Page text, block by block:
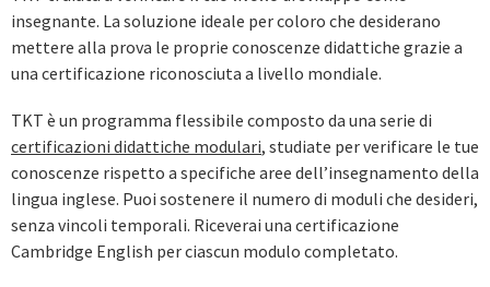
insegnante. La soluzione ideale per coloro che desiderano
mettere alla prova le proprie conoscenze didattiche grazie a
una certificazione riconosciuta a livello mondiale.
TKT è un programma flessibile composto da una serie di
certificazioni didattiche modulari, studiate per verificare le tue
conoscenze rispetto a specifiche aree dell’insegnamento della
lingua inglese. Puoi sostenere il numero di moduli che desideri,
senza vincoli temporali. Riceverai una certificazione
Cambridge English per ciascun modulo completato.